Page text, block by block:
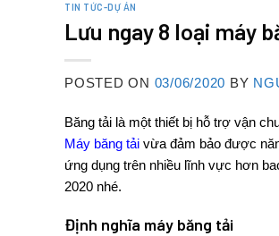
TIN TỨC-DỰ ÁN
Lưu ngay 8 loại máy
POSTED ON 03/06/2020 BY
Băng tải là một thiết bị hỗ trợ vận
Máy băng tải vừa đảm bảo được
ứng dụng trên nhiều lĩnh vực hơn
2020 nhé.
Định nghĩa máy băng tải